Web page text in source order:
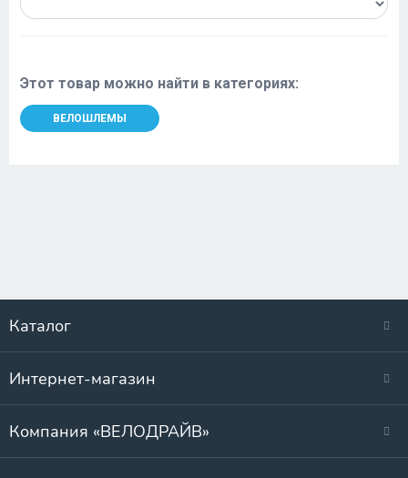
Этот товар можно найти в категориях:
ВЕЛОШЛЕМЫ
Каталог
Интернет-магазин
Компания «ВЕЛОДРАЙВ»